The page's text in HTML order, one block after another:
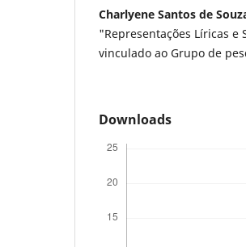
Charlyene Santos de
"Representações Líricas
vinculado ao Grupo de
Downloads